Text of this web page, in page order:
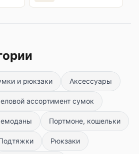
и рюкзаки Аксессуары
ассортимент сумок
Портмоне, кошельки
Рюкзаки